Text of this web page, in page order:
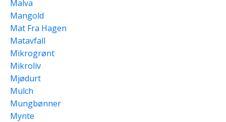
Malva
Mangold
Mat Fra Hagen
Matavfall
Mikrogrønt
Mikroliv
Mjødurt
Mulch
Mungbønner
Mynte